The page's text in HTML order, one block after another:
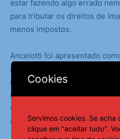
estar fazendo algo errado
para tributar os direitos de
menos impostos.
Ancelotti foi apresentado
no final de maio deste ano
contratação. Após uma estreia
o novo comandante carimbou
Copa do Mundo de 2026 com
o Paraguai, em São Paulo.
Cookies
Servimos cookies. Se
clique em "aceitar tudo".